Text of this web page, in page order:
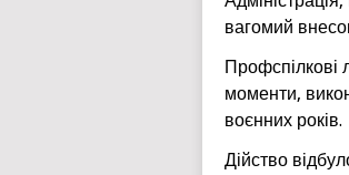
вагомий
Профспілкові
моменти,
воєнних років.
Дійство